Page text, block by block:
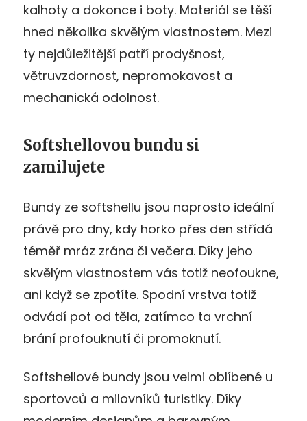
kalhoty a dokonce i boty. Materiál se těší
hned několika skvělým vlastnostem. Mezi
ty nejdůležitější patří prodyšnost,
větruvzdornost, nepromokavost a
mechanická odolnost.
Softshellovou bundu si
zamilujete
Bundy ze softshellu jsou naprosto ideální
právě pro dny, kdy horko přes den střídá
téměř mráz zrána či večera. Díky jeho
skvělým vlastnostem vás totiž neofoukne,
ani když se zpotíte. Spodní vrstva totiž
odvádí pot od těla, zatímco ta vrchní
brání profouknutí či promoknutí.
Softshellové bundy jsou velmi oblíbené u
sportovců a milovníků turistiky. Díky